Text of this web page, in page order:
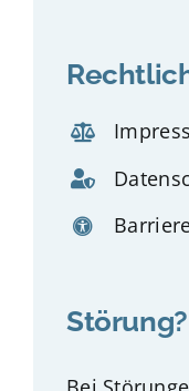
Störung?